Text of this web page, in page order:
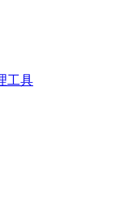
工具